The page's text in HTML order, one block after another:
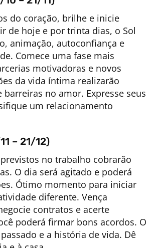
do coração, brilhe e inicie
de hoje e por trinta dias, o Sol
animação, autoconfiança e
Comece uma fase mais
motivadoras e novos
da vida íntima realizarão
barreiras no amor. Expresse seus
um relacionamento
– 21/12)
no trabalho cobrarão
O dia será agitado e poderá
Ótimo momento para iniciar
diferente. Vença
contratos e acerte
poderá firmar bons acordos. O
e a história de vida. Dê